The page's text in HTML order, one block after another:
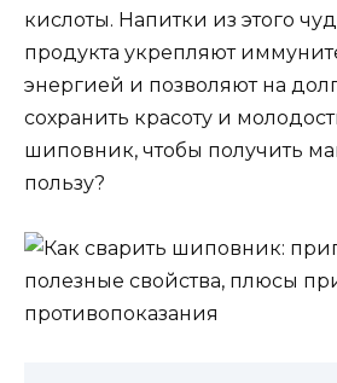
кислоты. Напитки из этого
продукта укрепляют
энергией и позволяют на
сохранить красоту и
шиповник, чтобы получить
пользу?